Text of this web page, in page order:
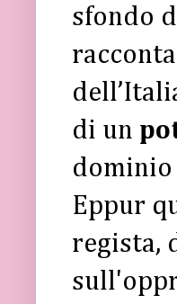
sfondo
di un
dominio
Eppur
regista,